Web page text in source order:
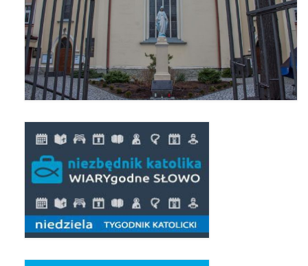
Pierwsza Komunia Święta – Grupa 2
Pierwsza Komunia Święta – Grupa 3
Boże Ciało
Uroczystość Św. Jakuba Apostoła 2020
Wizytacja Kanoniczna 21.06.2020
Boże Ciało 2020
GODZINA ŚWIĘTA W ŚWIĘTO
MIŁOSIERDZIA BOŻEGO